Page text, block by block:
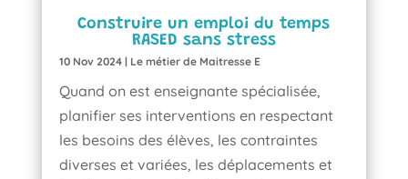
Construire un emploi du temps
RASED sans stress
10 Nov 2024| Le métier de Maitresse E
Quand on est enseignante spécialisée,
planifier ses interventions en respectant
les besoins des élèves, les contraintes
diverses et variées, les déplacements et